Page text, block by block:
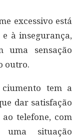
excessivo está
à insegurança,
uma sensação
outro.
tem a
dar satisfação
telefone, com
situação